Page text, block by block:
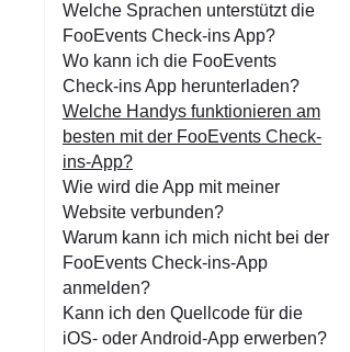
Welche Sprachen unterstützt die
FooEvents Check-ins App?
Wo kann ich die FooEvents
Check-ins App herunterladen?
Welche Handys funktionieren am
besten mit der FooEvents Check-
ins-App?
Wie wird die App mit meiner
Website verbunden?
Warum kann ich mich nicht bei der
FooEvents Check-ins-App
anmelden?
Kann ich den Quellcode für die
iOS- oder Android-App erwerben?